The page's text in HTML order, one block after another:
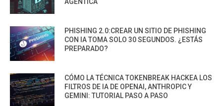
PHISHING 2.0:CREAR UN SITIO DE PHISHING
CON IA TOMA SOLO 30 SEGUNDOS. ¿ESTÁS
PREPARADO?
CÓMO LA TÉCNICA TOKENBREAK HACKEA LOS
FILTROS DE IA DE OPENAI, ANTHROPIC Y
GEMINI: TUTORIAL PASO A PASO